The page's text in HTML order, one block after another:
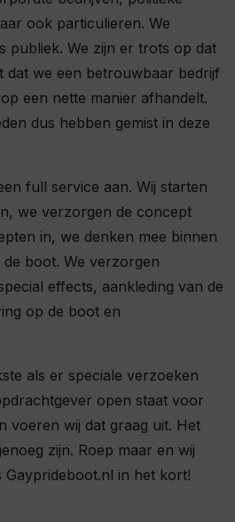
ook particulieren. We
publiek. We zijn er trots op dat
dat we een betrouwbaar bedrijf
een nette manier afhandelt.
dus hebben gemist in deze
full service aan. Wij starten
we verzorgen de concept
in, we denken mee binnen
boot. We verzorgen
effects, aankleding van de
op de boot en
als er speciale verzoeken
open staat voor
voeren wij dat graag uit. Het
zijn. Roep maar en wij
Gayprideboot.nl in het kort!